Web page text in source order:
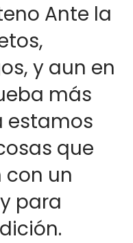
Ante la
y aun en
más
estamos
que
con un
para